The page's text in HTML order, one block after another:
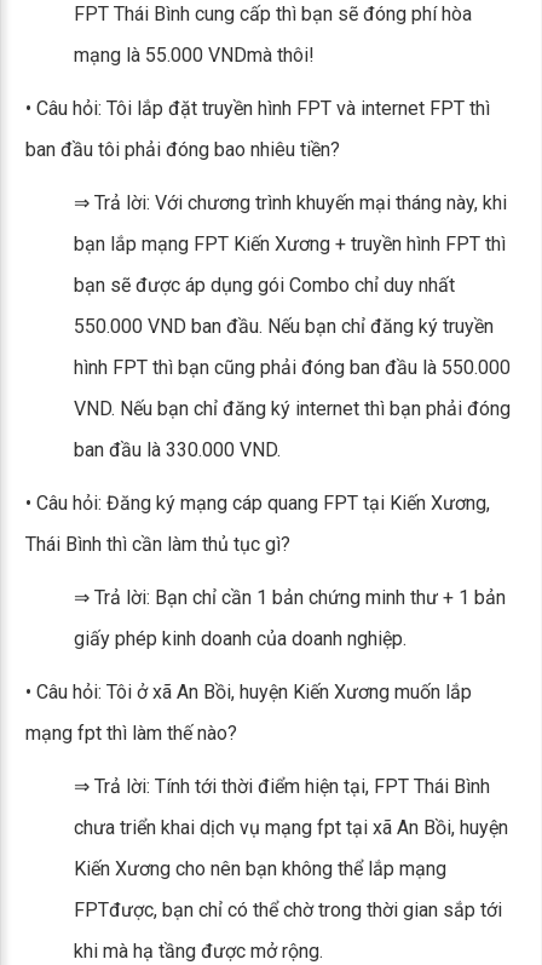
FPT Thái Bình cung cấp thì bạn sẽ đóng phí hòa
mạng là 55.000 VNDmà thôi!
• Câu hỏi: Tôi lắp đặt truyền hình FPT và internet FPT thì
ban đầu tôi phải đóng bao nhiêu tiền?
⇒ Trả lời: Với chương trình khuyến mại tháng này, khi
bạn lắp mạng FPT Kiến Xương + truyền hình FPT thì
bạn sẽ được áp dụng gói Combo chỉ duy nhất
550.000 VND ban đầu. Nếu bạn chỉ đăng ký truyền
hình FPT thì bạn cũng phải đóng ban đầu là 550.000
VND. Nếu bạn chỉ đăng ký internet thì bạn phải đóng
ban đầu là 330.000 VND.
• Câu hỏi: Đăng ký mạng cáp quang FPT tại Kiến Xương,
Thái Bình thì cần làm thủ tục gì?
⇒ Trả lời: Bạn chỉ cần 1 bản chứng minh thư + 1 bản
giấy phép kinh doanh của doanh nghiệp.
• Câu hỏi: Tôi ở xã An Bồi, huyện Kiến Xương muốn lắp
mạng fpt thì làm thế nào?
⇒ Trả lời: Tính tới thời điểm hiện tại, FPT Thái Bình
chưa triển khai dịch vụ mạng fpt tại xã An Bồi, huyện
Kiến Xương cho nên bạn không thể lắp mạng
FPTđược, bạn chỉ có thể chờ trong thời gian sắp tới
khi mà hạ tầng được mở rộng.